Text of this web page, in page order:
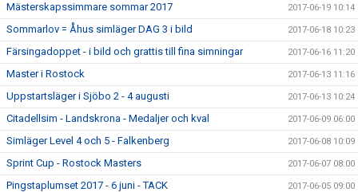
Mästerskapssimmare sommar 2017 2017-06-19 10:14
Sommarlov = Åhus simläger DAG 3 i bild 2017-06-18 10:23
Färsingadoppet - i bild och grattis till fina simningar 2017-06-16 11:20
Master i Rostock 2017-06-13 11:16
Uppstartsläger i Sjöbo 2 - 4 augusti 2017-06-13 10:24
Citadellsim - Landskrona - Medaljer och kval 2017-06-09 06:00
Simläger Level 4 och 5 - Falkenberg 2017-06-08 10:09
Sprint Cup - Rostock Masters 2017-06-07 08:00
Pingstaplumset 2017 - 6 juni - TACK 2017-06-05 09:00